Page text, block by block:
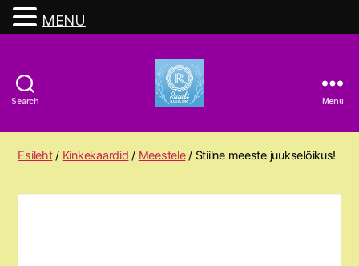
Search
Ilusalong
Menu
Esileht/ Kinkekaardid / Meestele/ Stiilne meeste juukselõikus!
MENU